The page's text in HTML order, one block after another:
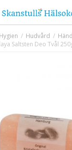
har blivit tillagd i
/ Hudvård /
Saltsten Deo Tvål